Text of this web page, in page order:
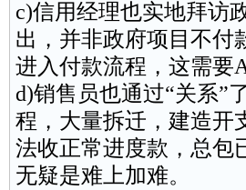
c)信用经理也实地拜访
出，并非政府项目不付
进入付款流程，这需要
d)销售员也通过“关系”
程，大量拆迁，建造开
法收正常进度款，总包
无疑是难上加难。